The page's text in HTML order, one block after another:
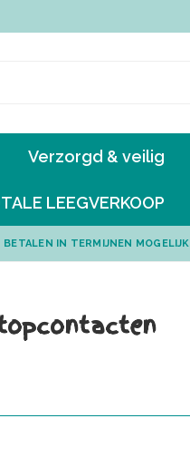
Verzorgd & veilig
LEEGVERKOOP
BETALEN IN TERMIJNEN MOGELIJK